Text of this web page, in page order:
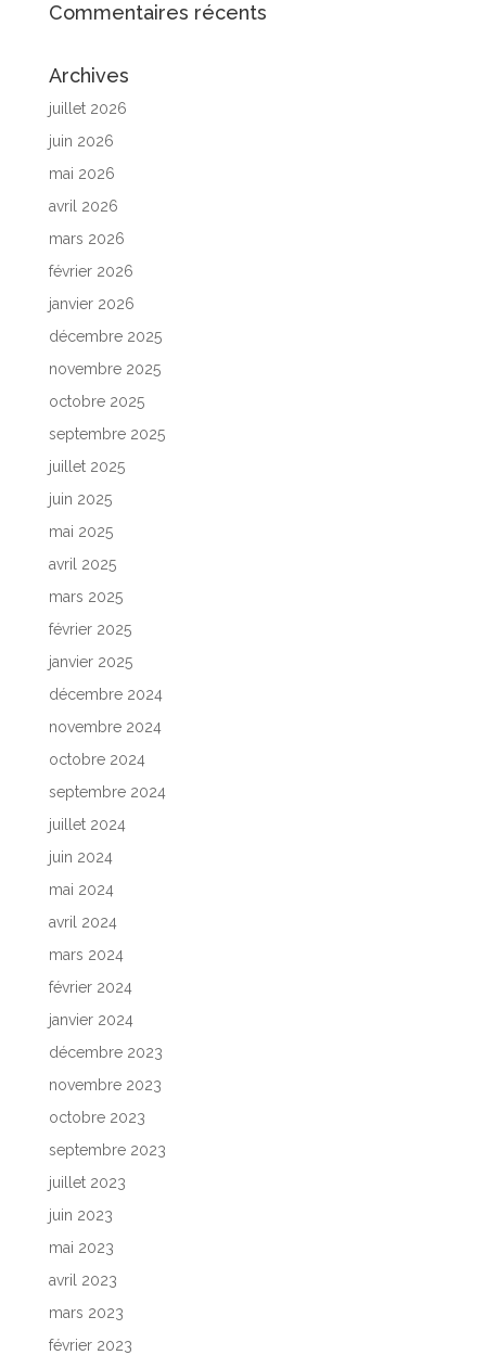
Commentaires récents
Archives
juillet 2026
juin 2026
mai 2026
avril 2026
mars 2026
février 2026
janvier 2026
décembre 2025
novembre 2025
octobre 2025
septembre 2025
juillet 2025
juin 2025
mai 2025
avril 2025
mars 2025
février 2025
janvier 2025
décembre 2024
novembre 2024
octobre 2024
septembre 2024
juillet 2024
juin 2024
mai 2024
avril 2024
mars 2024
février 2024
janvier 2024
décembre 2023
novembre 2023
octobre 2023
septembre 2023
juillet 2023
juin 2023
mai 2023
avril 2023
mars 2023
février 2023